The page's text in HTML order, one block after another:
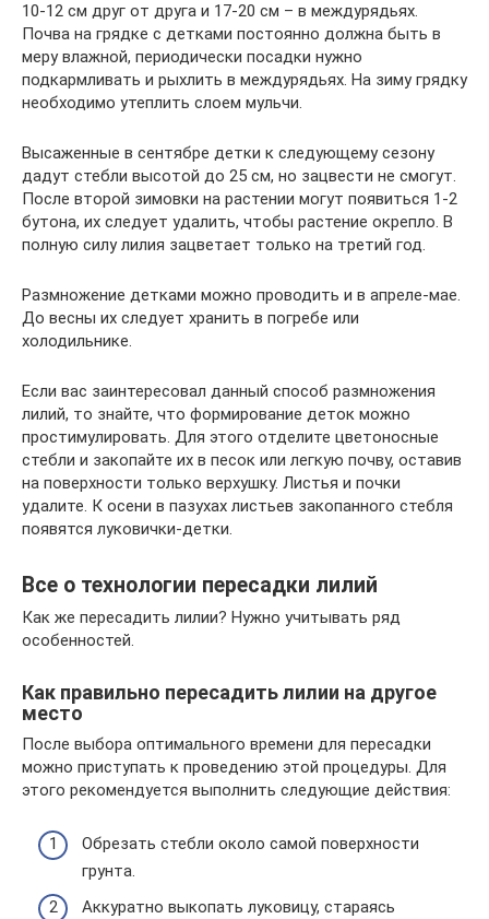
10-12 см друг от друга и 17-20 см – в междурядьях.
Почва на грядке с детками постоянно должна быть в
меру влажной, периодически посадки нужно
подкармливать и рыхлить в междурядьях. На зиму грядку
необходимо утеплить слоем мульчи.
Высаженные в сентябре детки к следующему сезону
дадут стебли высотой до 25 см, но зацвести не смогут.
После второй зимовки на растении могут появиться 1-2
бутона, их следует удалить, чтобы растение окрепло. В
полную силу лилия зацветает только на третий год.
Размножение детками можно проводить и в апреле-мае.
До весны их следует хранить в погребе или
холодильнике.
Если вас заинтересовал данный способ размножения
лилий, то знайте, что формирование деток можно
простимулировать. Для этого отделите цветоносные
стебли и закопайте их в песок или легкую почву, оставив
на поверхности только верхушку. Листья и почки
удалите. К осени в пазухах листьев закопанного стебля
появятся луковички-детки.
Все о технологии пересадки лилий
Как же пересадить лилии? Нужно учитывать ряд
особенностей.
Как правильно пересадить лилии на другое
место
После выбора оптимального времени для пересадки
можно приступать к проведению этой процедуры. Для
этого рекомендуется выполнить следующие действия:
Обрезать стебли около самой поверхности
грунта.
Аккуратно выкопать луковицу, стараясь